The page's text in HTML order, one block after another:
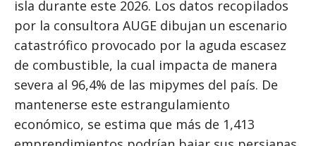
isla durante este 2026. Los datos recopilados
por la consultora AUGE dibujan un escenario
catastrófico provocado por la aguda escasez
de combustible, la cual impacta de manera
severa al 96,4% de las mipymes del país. De
mantenerse este estrangulamiento
económico, se estima que más de 1,413